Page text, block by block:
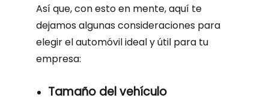
Así que, con esto en mente, aquí te
dejamos algunas consideraciones para
elegir el automóvil ideal y útil para tu
empresa:
Tamaño del vehículo